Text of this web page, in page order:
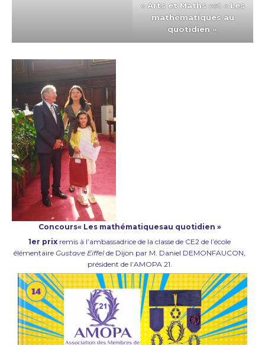
« Arts et Maths »et « Les
mathématiques au
quotidien ».
Concours« Les mathématiquesau quotidien »
1er prix remis à l’ambassadrice de la classe de CE2 de l’école
élémentaire Gustave Eiffel de Dijon par M. Daniel DEMONFAUCON,
président de l’AMOPA 21.